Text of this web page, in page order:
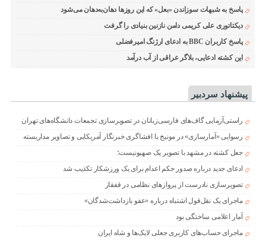
پاسخ به شبهات سوزاندن «بعل» که این روزها دهان‌به‌دهان می‌شود
دیکتاتوری علی کریمی دامن نازنین بنیادی را گرفت
پاسخ کاربران BBC به ادعای ارژنگ امیرفضلی
این کشته ادعایی، بلاگر عراقی از آب درآمد
پیشنهاد سردبیر
راستی‌آزمایی گاف‌های فارسی‌زبانان در تصویرسازی تجمعات دانشگاه‌های تهران
رسوایی «آمارسازی» در مونیخ با افشاگری خبرنگار آمریکایی و تصاویر مداربسته
جعل کشته در مشهد با تصویر یک صهیونیست؛
ادعای جدید درباره صدور حکم اعدام برای یک ورزشکار تکذیب شد
تصویرسازی نادرست از پروازهای نظامی در قفقاز
ماجرای یک نقل‌قول اشتباه درباره «عفو بازداشت‌شدگان»
آمار اعلامی ساختگی بود
ماجرای حساب‌های کاربری جعلی لایک‌ها و شاه ایران